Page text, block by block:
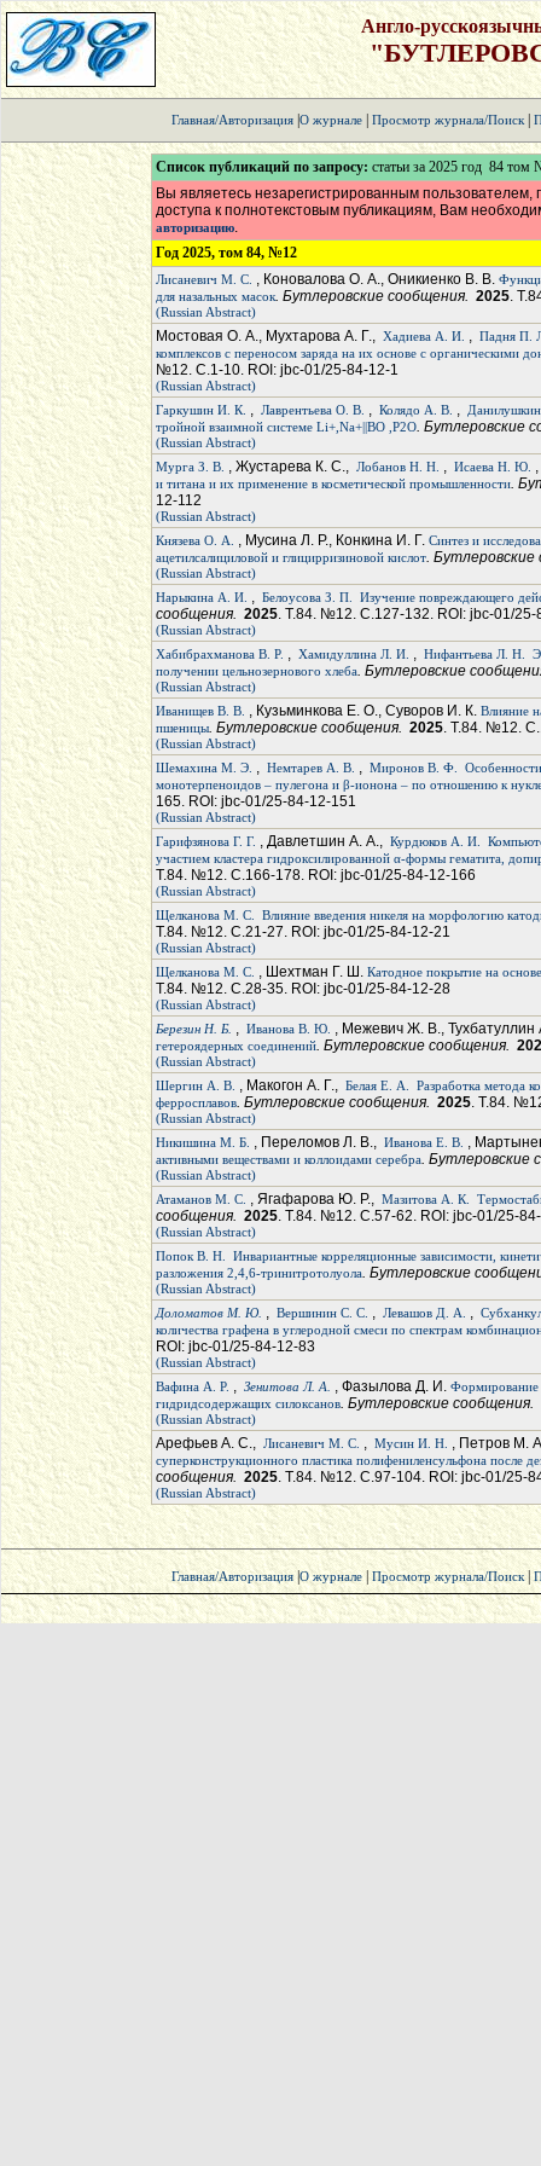
Англо-
Главная/Авторизация| О журнале| Просмотр журнала/Поиск|
Список публикаций по запросу: статьи за 2025 год 84 том
Вы являетесь незарегистрированным
доступа к полнотекстовым публикациям, Вам
авторизацию.
Год 2025, том 84, №12
Лисаневич М. С. , Коновалова О. А., Оникиенко В. В.
для назальных масок. Бутлеровские сообщения. 2025.
(Russian Abstract)
Мостовая О. А., Мухтарова А. Г., Хадиева А. И. , Падня П.
комплексов с переносом заряда на их основе с органическими
№12. С.1-10. ROI: jbc-01/25-84-12-1
(Russian Abstract)
Гаркушин И. К. , Лаврентьева О. В. , Колядо А. В. ,
тройной взаимной системе Li+,Na+||BO ,P2O. Бутлеровские
(Russian Abstract)
Мурга З. В. , Жустарева К. С., Лобанов Н. Н. , Исаева Н. Ю.
и титана и их применение в косметической промышленности.
12-112
(Russian Abstract)
Князева О. А.
, Мусина Л. Р., Конкина И. Г. Синтез и
ацетилсалициловой и глицирризиновой кислот.
(Russian Abstract)
Нарыкина А. И. , Белоусова З. П. Изучение повреждающего
сообщения. 2025. Т.84. №12. С.127-132. ROI: jbc-01/25-
(Russian Abstract)
Хабибрахманова В. Р. , Хамидуллина Л. И. , Нифантьева Л. Н.
получении цельнозернового хлеба. Бутлеровские
(Russian Abstract)
Иванищев В. В. , Кузьминкова Е. О., Суворов И. К. Влияние
пшеницы. Бутлеровские сообщения. 2025. Т.84. №12.
(Russian Abstract)
Шемахина М. Э. , Немтарев А. В. , Миронов В. Ф.
монотерпеноидов – пулегона и β-ионона – по отношению к
165. ROI: jbc-01/25-84-12-151
(Russian Abstract)
Гарифзянова Г. Г. , Давлетшин А. А., Курдюков А. И.
участием кластера гидроксилированной α-формы гематита,
Т.84. №12. С.166-178. ROI: jbc-01/25-84-12-166
(Russian Abstract)
Щелканова М. С.
Влияние введения никеля на морфологию
Т.84. №12. С.21-27. ROI: jbc-01/25-84-12-21
(Russian Abstract)
Щелканова М. С. , Шехтман Г. Ш. Катодное покрытие на
Т.84. №12. С.28-35. ROI: jbc-01/25-84-12-28
(Russian Abstract)
Березин Н. Б. , Иванова В. Ю. , Межевич Ж. В.,
гетероядерных соединений. Бутлеровские сообщения.
(Russian Abstract)
Шергин А. В. , Макогон А. Г., Белая Е. А.
Разработка метода
ферросплавов. Бутлеровские сообщения. 2025. Т.84.
(Russian Abstract)
Никишина М. Б. , Переломов Л. В., Иванова Е. В. ,
активными веществами и коллоидами серебра. Бутлеровские
(Russian Abstract)
Атаманов М. С. , Ягафарова Ю. Р., Мазитова А. К.
сообщения. 2025. Т.84. №12. С.57-62. ROI: jbc-01/25-
(Russian Abstract)
Попок В. Н.
Инвариантные корреляционные зависимости,
разложения 2,4,6-тринитротолуола. Бутлеровские
(Russian Abstract)
Доломатов М. Ю. , Вершинин С. С. , Левашов Д. А. ,
количества графена в углеродной смеси по спектрам
ROI: jbc-01/25-84-12-83
(Russian Abstract)
Вафина А. Р. , Зенитова Л. А. , Фазылова Д. И. Формирование
гидридсодержащих силоксанов. Бутлеровские сообщения.
(Russian Abstract)
Арефьев А. С., Лисаневич М. С. , Мусин И. Н. , Петров М.
суперконструкционного пластика полифениленсульфона после
сообщения. 2025. Т.84. №12. С.97-104. ROI: jbc-01/25-
(Russian Abstract)
Главная/Авторизация| О журнале| Просмотр журнала/Поиск|